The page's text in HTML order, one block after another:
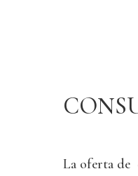
La oferta de